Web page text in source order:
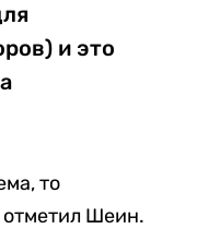
и это
то
отметил Шеин.